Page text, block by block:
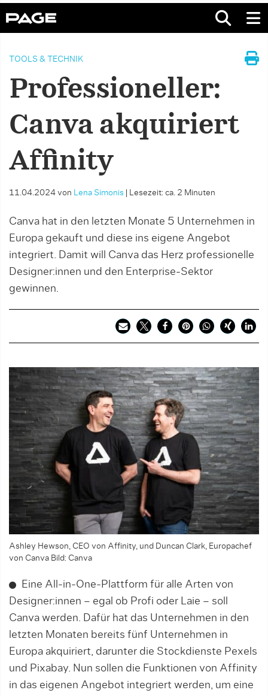
TOOLS & TECHNIK
Professioneller:
Canva akquiriert
Affinity
11.04.2024 von Lena Simonis Lesezeit: ca. 2 Minuten
Canva hat in den letzten Monate 5 Unternehmen in
Europa gekauft und diese ins eigene Angebot
integriert. Damit will Canva das Herz professionelle
Designer:innen und den Enterprise-Sektor
gewinnen.
Ashley Hewson, CEO von Affinity, und Duncan Clark, Europachef
von Canva Bild: Canva
Eine All-in-One-Plattform für alle Arten von
Designer:innen – egal ob Profi oder Laie – soll
Canva werden. Dafür hat das Unternehmen in den
letzten Monaten bereits fünf Unternehmen in
Europa akquiriert, darunter die Stockdienste Pexels
und Pixabay. Nun sollen die Funktionen von Affinity
in das eigenen Angebot integriert werden, um eine